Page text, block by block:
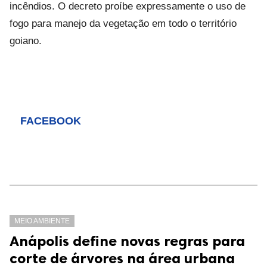
incêndios. O decreto proíbe expressamente o uso de
fogo para manejo da vegetação em todo o território
goiano.
FACEBOOK
MEIO AMBIENTE
Anápolis define novas regras para
corte de árvores na área urbana